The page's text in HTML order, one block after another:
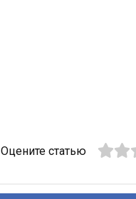
Оцените статью